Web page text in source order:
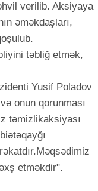
verilib. Aksiyaya
əməkdaşları,
təbliğ etmək,
Yusif Poladov
onun qorunması
təmizlikaksiyası
etməkdir".